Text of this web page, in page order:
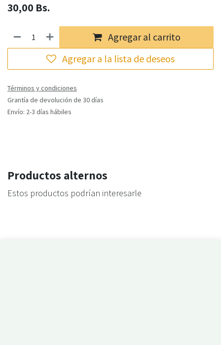
30,00 Bs.
Agregar al carrito
Agregar a la lista de deseos
Términos y condiciones
Grantía de devolución de 30 días
Envío: 2-3 días hábiles
Productos alternos
Estos productos podrían interesarle